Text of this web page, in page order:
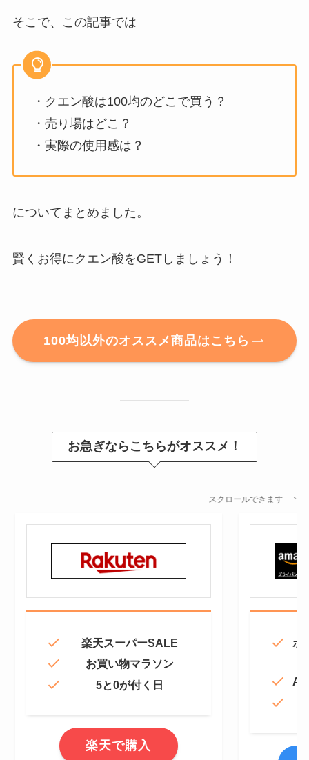
そこで、この記事では
・クエン酸は100均のどこで買う？
・売り場はどこ？
・実際の使用感は？
についてまとめました。
賢くお得にクエン酸をGETしましょう！
100均以外のオススメ商品はこちら
お急ぎならこちらがオススメ！
スクロールできます
楽天スーパーSALE
お買い物マラソン
5と0が付く日
楽天で購入
ポ